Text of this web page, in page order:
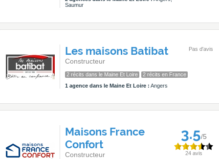
Saumur
Les maisons Batibat
Constructeur
2 récits dans le Maine Et Loire
2 récits en France
1 agence dans le Maine Et Loire : Angers
Pas d'avis
Maisons France
Confort
Constructeur
3.5/5
24 avis